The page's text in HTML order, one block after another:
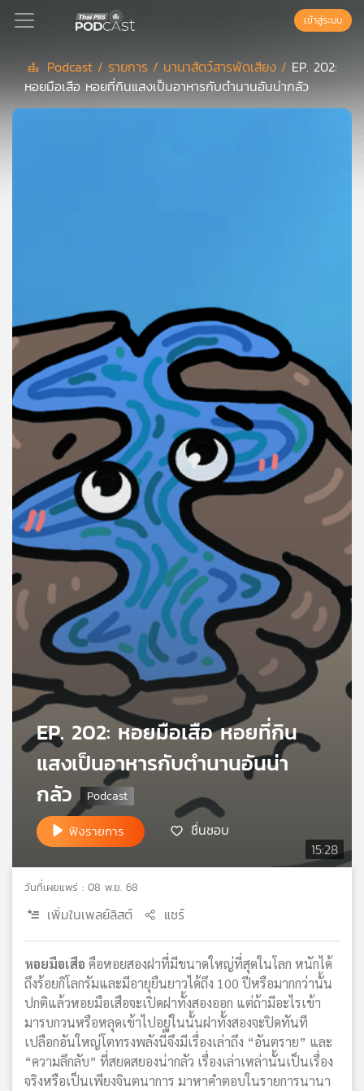
Podcast
สต์
ของ
คุณ
บทความ
ข่าว
และ
กิจกรรม
กับ
เรา
เครือ
แผนที่
ข่าย
เข้าสู่ระบบ
Podcast / รายการ / นานาสัตว์สารพัดเสียง / EP. 202:
หอยมือเสือ หอยที่กินแสงเป็นอาหารกับตำนานอันน่ากลัว
15:28
EP. 202: หอยมือเสือ หอยที่กิน
แสงเป็นอาหารกับตำนานอันน่า
กลัว
ฟังรายการ ชื่นชอบ
วันที่เผยแพร่ : 08 พ.ย. 68
เพิ่มในเพลย์ลิสต์ แชร์
หอยมือเสือ คือหอยสองฝาที่มีขนาดใหญ่ที่สุดในโลก หนักได้
ถึงร้อยกิโลกรัมและมีอายุยืนยาวได้ถึง 100 ปีหรือมากกว่านั้น
ปกติแล้วหอยมือเสือจะเปิดฝาทั้งสองออก แต่ถ้ามีอะไรเข้า
มารบกวนหรือหลุดเข้าไปอยู่ในนั้นฝาทั้งสองจะปิดทันที
เปลือกอันใหญ่โตทรงพลังนี้จึงมีเรื่องเล่าถึง “อันตราย” และ
“ความลึกลับ” ที่สยดสยองน่ากลัว เรื่องเล่าเหล่านั้นเป็นเรื่อง
จริงหรือเป็นเพียงจินตนาการ มาหาคำตอบในรายการนานา